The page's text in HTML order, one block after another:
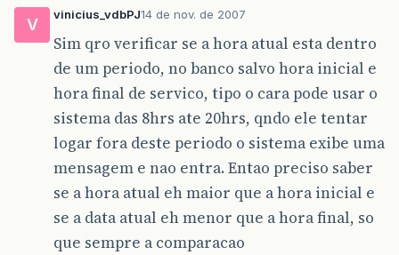
V
vinicius_vdbPJ14 de nov. de 2007
Sim qro verificar se a hora atual esta dentro
de um periodo, no banco salvo hora inicial e
hora final de servico, tipo o cara pode usar o
sistema das 8hrs ate 20hrs, qndo ele tentar
logar fora deste periodo o sistema exibe uma
mensagem e nao entra. Entao preciso saber
se a hora atual eh maior que a hora inicial e
se a data atual eh menor que a hora final, so
que sempre a comparacao